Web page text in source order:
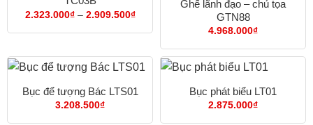
2.323.000₫ – 2.909.500₫Khoảng
từ
2.909.500₫
Ghế lãnh đạo – chủ tọa
GTN88
4.968.000₫
Bục để tượng Bác LTS01
3.208.500₫
Bục phát biểu LT01
2.875.000₫